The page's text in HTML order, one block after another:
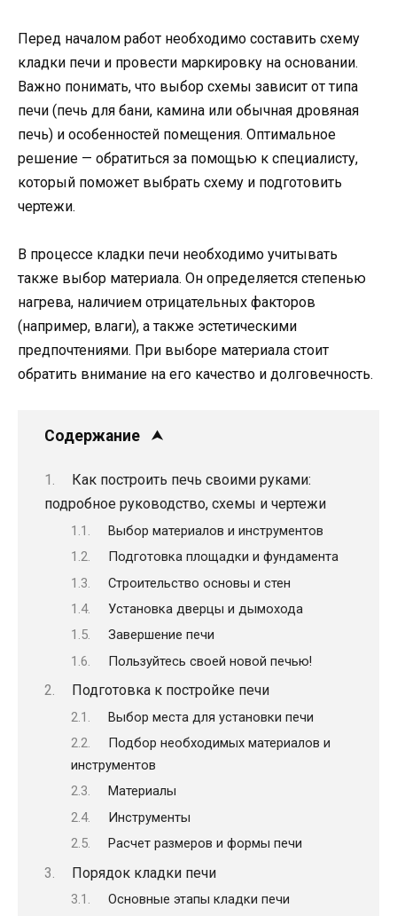
Перед началом работ необходимо составить схему
кладки печи и провести маркировку на основании.
Важно понимать, что выбор схемы зависит от типа
печи (печь для бани, камина или обычная дровяная
печь) и особенностей помещения. Оптимальное
решение — обратиться за помощью к специалисту,
который поможет выбрать схему и подготовить
чертежи.
В процессе кладки печи необходимо учитывать
также выбор материала. Он определяется степенью
нагрева, наличием отрицательных факторов
(например, влаги), а также эстетическими
предпочтениями. При выборе материала стоит
обратить внимание на его качество и долговечность.
Содержание
Как построить печь своими руками:
подробное руководство, схемы и чертежи
Выбор материалов и инструментов
Подготовка площадки и фундамента
Строительство основы и стен
Установка дверцы и дымохода
Завершение печи
Пользуйтесь своей новой печью!
Подготовка к постройке печи
Выбор места для установки печи
Подбор необходимых материалов и
инструментов
Материалы
Инструменты
Расчет размеров и формы печи
Порядок кладки печи
Основные этапы кладки печи